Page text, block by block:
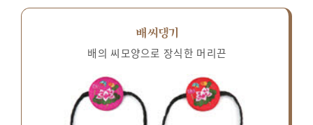
배씨댕기
배의 씨모양으로 장식한 머리끈